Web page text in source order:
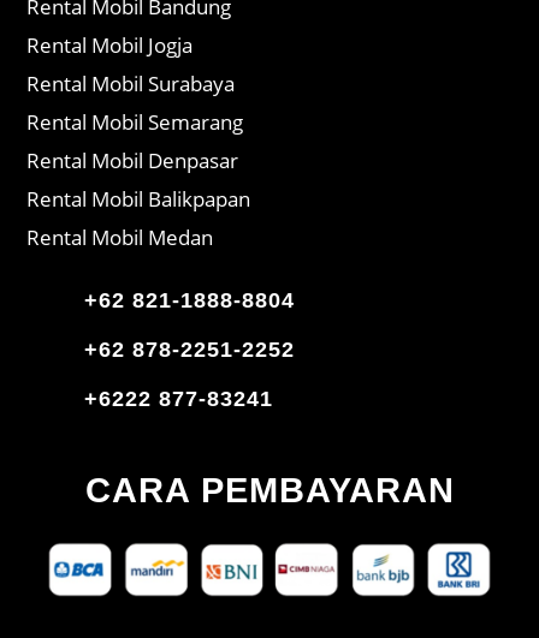
Rental Mobil Bandung
Rental Mobil Jogja
Rental Mobil Surabaya
Rental Mobil Semarang
Rental Mobil Denpasar
Rental Mobil Balikpapan
Rental Mobil Medan
+62 821-1888-8804
+62 878-2251-2252
+6222 877-83241
CARA PEMBAYARAN